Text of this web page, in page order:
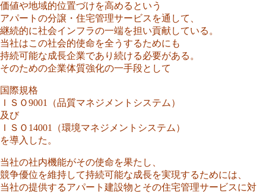
価値や地域的位置づけを高めるという
アパートの分譲・住宅管理サービスを通して、
継続的に社会インフラの一端を担い貢献している。
当社はこの社会的使命を全うするためにも
持続可能な成長企業であり続ける必要がある。
そのための企業体質強化の一手段として
国際規格
ＩＳＯ9001（品質マネジメントシステム）
及び
ＩＳＯ14001（環境マネジメントシステム）
を導入した。
当社の社内機能がその使命を果たし、
競争優位を維持して持続可能な成長を実現するためには、
当社の提供するアパート建設物とその住宅管理サービスに対